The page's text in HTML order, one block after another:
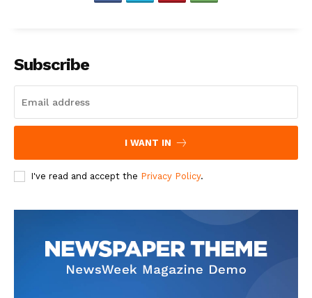
Subscribe
I WANT IN
I've read and accept the Privacy Policy.